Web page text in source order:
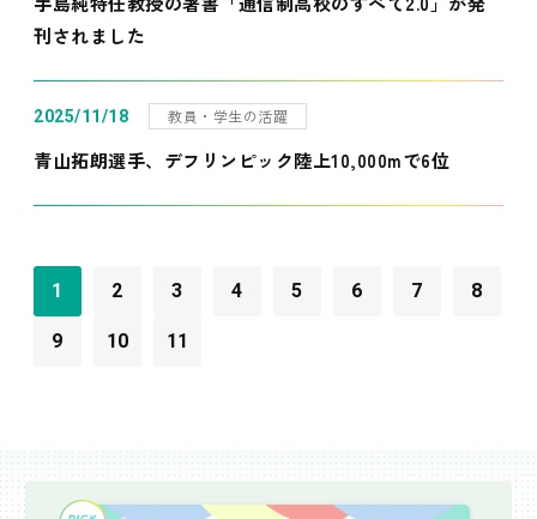
刊されました
2025/11/18 教員・学生の活躍
青山拓朗選手、デフリンピック陸上10,000mで6位
1 2 3 4 5 6 7 8
9 10 11